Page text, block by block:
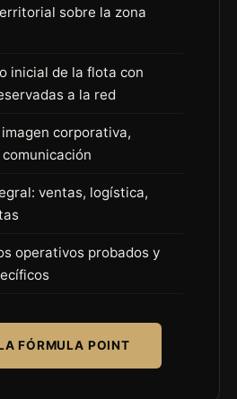
sobre la zona
inicial de la flota con
a la red
corporativa,
ventas, logística,
operativos probados y
FÓRMULA POINT